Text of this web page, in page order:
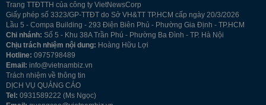
Trang TTĐTTH của công ty VietNewsCorp
Giấy phép số 3323/GP-TTĐT do Sở VH&TT TP.HCM cấp ngày 20/3/2026
Lầu 5 - Compa Building - 293 Điện Biên Phủ - Phường Gia Định - TP.HCM
Chi nhánh: Số 5 - Khu 38A Trần Phú - Phường Ba Đình - TP. Hà Nội
Chịu trách nhiệm nội dung: Hoàng Hữu Lợi
Hotline: 0975798489
Email: info@vietnambiz.vn
Trách nhiệm về thông tin
DỊCH VỤ QUẢNG CÁO
Tel: 0931589222 (Ms Ngọc)